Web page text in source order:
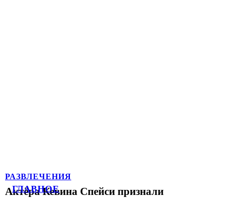
ГЛАВНОЕ
РАЗВЛЕЧЕНИЯ
Актёра Кевина Спейси признали